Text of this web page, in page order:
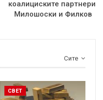
коалициските партнери
Милошоски и Филков
Сите
СВЕТ